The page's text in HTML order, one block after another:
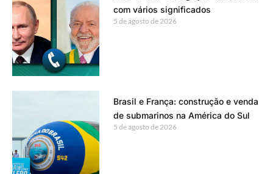
com vários significados
5 de agosto de 2026
Brasil e França: construção e venda
de submarinos na América do Sul
5 de agosto de 2026